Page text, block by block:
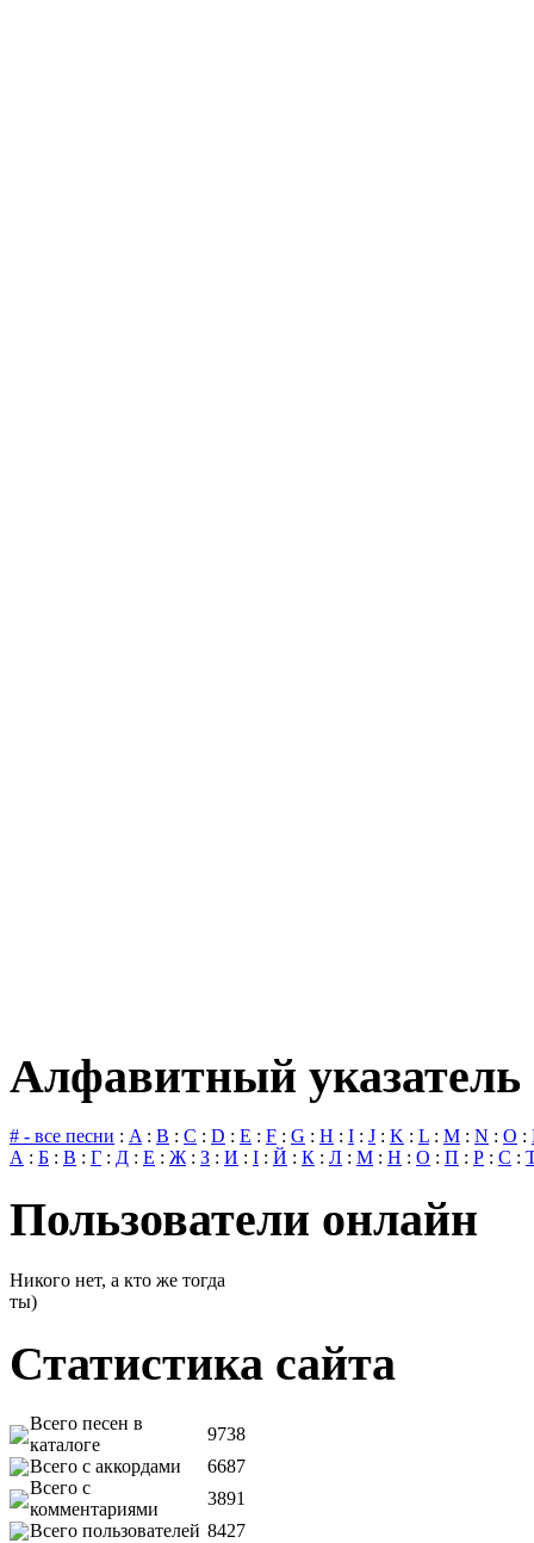
Алфавитный указатель
# - все песни : A: B : C : D : E : F : G : H : I : J : K : L : M : N : O :
А : Б : В : Г : Д : Е : Ж: З : И : І : Й : К : Л : М : Н : О : П : Р : С :
Пользователи онлайн
Никого нет, а кто же тогда
ты)
Статистика сайта
Всего песен в
каталоге
9738
Всего с аккордами
6687
Всего с
комментариями
3891
Всего пользователей 8427